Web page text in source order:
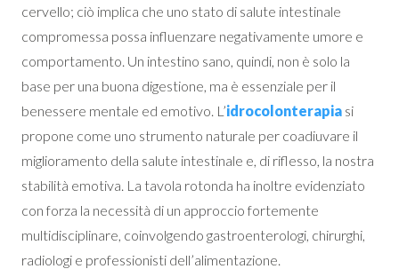
cervello; ciò implica che uno stato di salute intestinale
compromessa possa influenzare negativamente umore e
comportamento. Un intestino sano, quindi, non è solo la
base per una buona digestione, ma è essenziale per il
benessere mentale ed emotivo. L’idrocolonterapia si
propone come uno strumento naturale per coadiuvare il
miglioramento della salute intestinale e, di riflesso, la nostra
stabilità emotiva. La tavola rotonda ha inoltre evidenziato
con forza la necessità di un approccio fortemente
multidisciplinare, coinvolgendo gastroenterologi, chirurghi,
radiologi e professionisti dell’alimentazione.